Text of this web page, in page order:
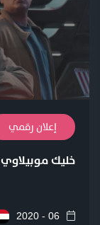
إعلان رقمي
خليك موبيلاوي
06 - 2020